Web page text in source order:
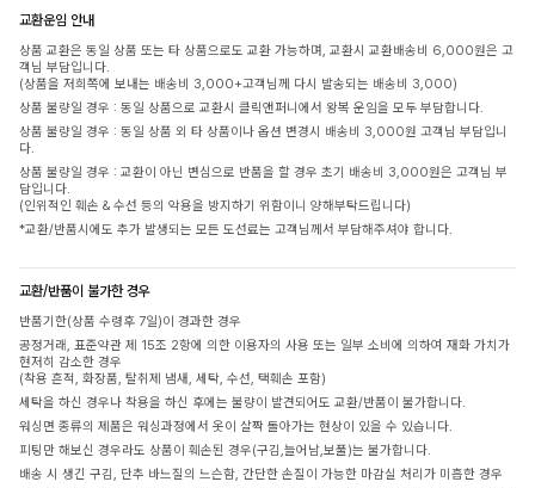
교환운임 안내
상품 교환은 동일 상품 또는 타 상품으로도 교환 가능하며, 교환시 교환배송비 6,000원은 고
객님 부담입니다.
(상품을 저희쪽에 보내는 배송비 3,000+고객님께 다시 발송되는 배송비 3,000)
상품 불량일 경우 : 동일 상품으로 교환시 클릭앤퍼니에서 왕복 운임을 모두 부담합니다.
상품 불량일 경우 : 동일 상품 외 타 상품이나 옵션 변경시 배송비 3,000원 고객님 부담입니
다.
상품 불량일 경우 : 교환이 아닌 변심으로 반품을 할 경우 초기 배송비 3,000원은 고객님 부
담입니다.
(인위적인 훼손 & 수선 등의 악용을 방지하기 위함이니 양해부탁드립니다)
*교환/반품시에도 추가 발생되는 모든 도선료는 고객님께서 부담해주셔야 합니다.
교환/반품이 불가한 경우
반품기한(상품 수령후 7일)이 경과한 경우
공정거래, 표준약관 제 15조 2항에 의한 이용자의 사용 또는 일부 소비에 의하여 재화 가치가
현저히 감소한 경우
(착용 흔적, 화장품, 탈취제 냄새, 세탁, 수선, 택훼손 포함)
세탁을 하신 경우나 착용을 하신 후에는 불량이 발견되어도 교환/반품이 불가합니다.
워싱면 종류의 제품은 워싱과정에서 옷이 살짝 돌아가는 현상이 있을 수 있습니다.
피팅만 해보신 경우라도 상품이 훼손된 경우(구김,늘어남,보풀)는 불가합니다.
배송 시 생긴 구김, 단추 바느질의 느슨함, 간단한 손질이 가능한 마감실 처리가 미흡한 경우